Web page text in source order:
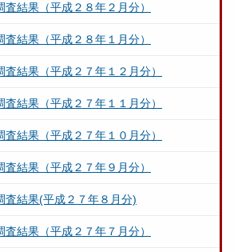
査結果（平成２８年２月分）
査結果（平成２８年１月分）
査結果（平成２７年１２月分）
査結果（平成２７年１１月分）
査結果（平成２７年１０月分）
査結果（平成２７年９月分）
査結果(平成２７年８月分)
査結果（平成２７年７月分）